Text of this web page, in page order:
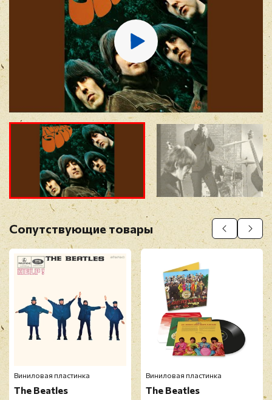
Прикрепить фото
Оставить отзыв
Перед публикацией отзывы проходят
модерацию
Сопутствующие товары
Виниловая пластинка
The Beatles
Виниловая пластинка
The Beatles